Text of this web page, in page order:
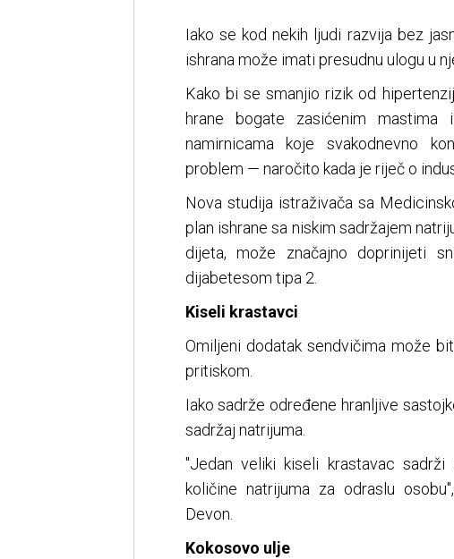
Iako se kod nekih ljudi razvija bez
ishrana može imati presudnu ulogu u
Kako bi se smanjio rizik od
hrane bogate zasićenim
namirnicama koje svakodnevno
problem — naročito kada je riječ o
Nova studija istraživača sa
plan ishrane sa niskim sadržajem
dijeta, može značajno doprinijeti
dijabetesom tipa 2.
Kiseli krastavci
Omiljeni dodatak sendvičima može
pritiskom.
Iako sadrže određene hranljive
sadržaj natrijuma.
"Jedan veliki kiseli krastavac
količine natrijuma za odraslu
Devon.
Kokosovo ulje